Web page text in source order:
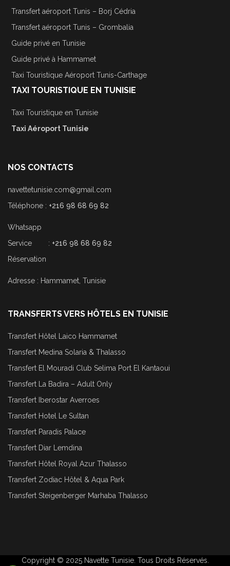
Transfert aéroport Tunis – Borj Cédria
Transfert aéroport Tunis – Grombalia
Guide privé en Tunisie
Guide privé à Hammamet
Taxi Touristique Aéroport Tunis-Carthage
TAXI TOURISTIQUE EN TUNISIE
Taxi Touristique en Tunisie
Taxi Aéroport Tunisie
NOS CONTACTS
navettetunisie.com@gmail.com
Téléphone : +216 98 68 69 82
Whatsapp
Service : +216 98 68 69 82
Réservation
Adresse : Hammamet, Tunisie
TRANSFERTS VERS HÔTELS EN TUNISIE
Transfert Hôtel Laico Hammamet
Transfert Medina Solaria & Thalasso
Transfert El Mouradi Club Selima Port El Kantaoui
Transfert La Badira – Adult Only
Transfert Iberostar Averroes
Transfert Hotel Le Sultan
Transfert Paradis Palace
Transfert Diar Lemdina
Transfert Hôtel Royal Azur Thalasso
Transfert Zodiac Hôtel & Aqua Park
Transfert Steigenberger Marhaba Thalasso
Copyright © 2025 Navette Tunisie. Tous Droits Réservés.